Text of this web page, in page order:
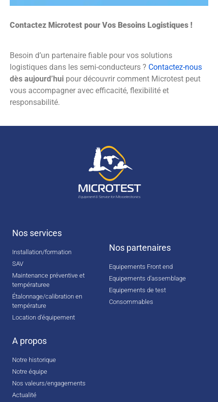
Contactez Microtest pour Vos Besoins Logistiques !
Besoin d’un partenaire fiable pour vos solutions
logistiques dans les semi-conducteurs ? Contactez-nous
dès aujourd’hui pour découvrir comment Microtest peut
vous accompagner avec efficacité, flexibilité et
responsabilité.
Nos services
Installation/formation
SAV
Maintenance préventive et
températuree
Étalonnage/calibration en
température
Location d‘équipement
Nos partenaires
Equipements Front end
Equipements d’assemblage
Equipements de test
Consommables
A propos
Notre historique
Notre équipe
Nos valeurs/engagements
Actualité